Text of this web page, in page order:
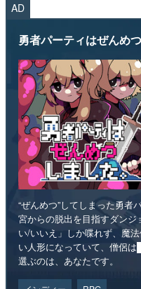
AD
勇者パーティはぜんめ
“ぜんめつ”してしまった勇者
宮からの脱出を目指すダン
い/いいえ」しか喋れず、魔
い人形になっていて、僧侶
選ぶのは、あなたです。